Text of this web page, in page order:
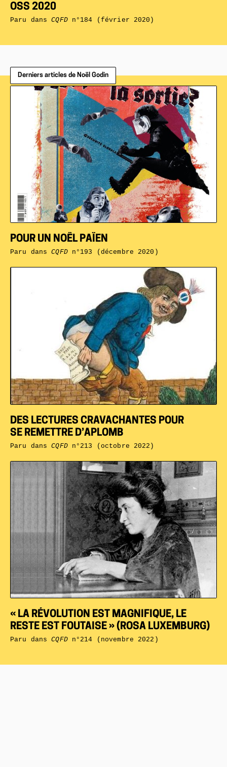
OSS 2020
Paru dansCQFDn°184 (février 2020)
Derniers articles de Noël Godin
« LA RÉVOLUTION EST MAGNIFIQUE, LE
RESTE EST FOUTAISE » (ROSA LUXEMBURG)
Paru dansCQFDn°214 (novembre 2022)
DES LECTURES CRAVACHANTES POUR
SE REMETTRE D’APLOMB
Paru dansCQFDn°213 (octobre 2022)
POUR UN NOËL PAÏEN
Paru dansCQFDn°193 (décembre 2020)